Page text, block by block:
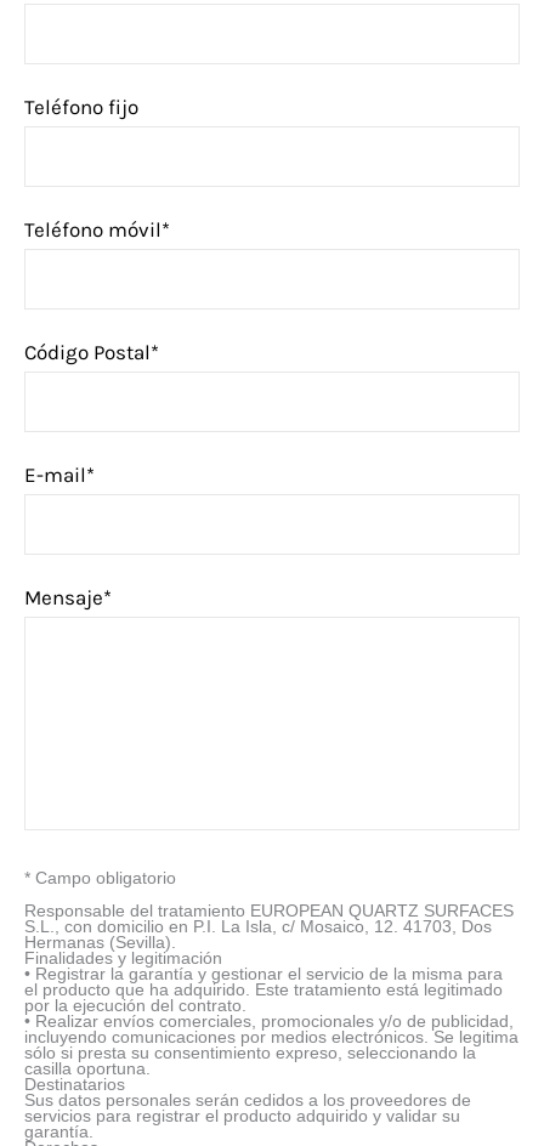
Teléfono fijo
Teléfono móvil*
Código Postal*
E-mail*
Mensaje*
* Campo obligatorio
Responsable del tratamiento EUROPEAN QUARTZ SURFACES
S.L., con domicilio en P.I. La Isla, c/ Mosaico, 12. 41703, Dos
Hermanas (Sevilla).
Finalidades y legitimación
• Registrar la garantía y gestionar el servicio de la misma para
el producto que ha adquirido. Este tratamiento está legitimado
por la ejecución del contrato.
• Realizar envíos comerciales, promocionales y/o de publicidad,
incluyendo comunicaciones por medios electrónicos. Se legitima
sólo si presta su consentimiento expreso, seleccionando la
casilla oportuna.
Destinatarios
Sus datos personales serán cedidos a los proveedores de
servicios para registrar el producto adquirido y validar su
garantía.